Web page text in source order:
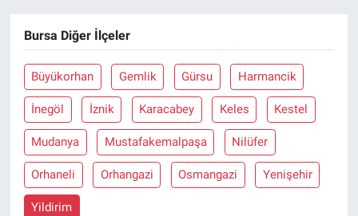
Bursa Diğer İlçeler
Büyükorhan Gemlik Gürsu Harmancik
İnegöl İznik Karacabey Keles Kestel
Mudanya Mustafakemalpaşa Nilüfer
Orhaneli Orhangazi Osmangazi Yenişehir
Yildirim